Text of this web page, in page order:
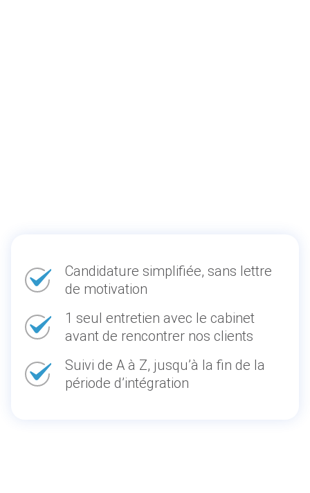
Candidature simplifiée, sans lettre
de motivation
1 seul entretien avec le cabinet
avant de rencontrer nos clients
Suivi de A à Z, jusqu’à la fin de la
période d’intégration